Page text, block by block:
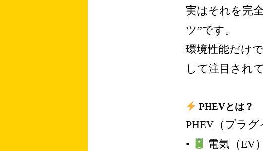
実はそれを完
ツ”です。
環境性能だけ
して注目され
PHEVとは？
PHEV（プラ
•
電気（EV